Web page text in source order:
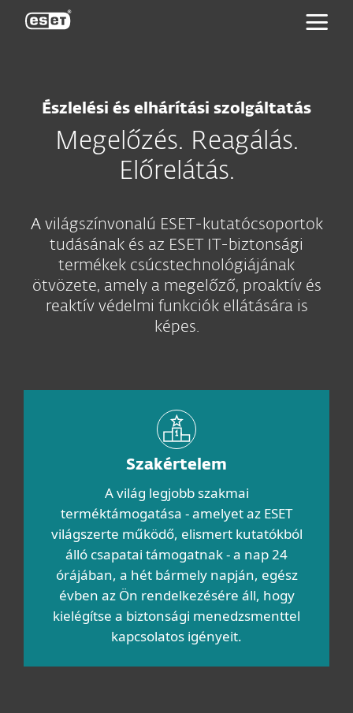
Észlelési és elhárítási szolgáltatás
Megelőzés. Reagálás.
Előrelátás.
A világszínvonalú ESET-kutatócsoportok
tudásának és az ESET IT-biztonsági
termékek csúcstechnológiájának
ötvözete, amely a megelőző, proaktív és
reaktív védelmi funkciók ellátására is
képes.
Szakértelem
A világ legjobb szakmai
terméktámogatása - amelyet az ESET
világszerte működő, elismert kutatókból
álló csapatai támogatnak - a nap 24
órájában, a hét bármely napján, egész
évben az Ön rendelkezésére áll, hogy
kielégítse a biztonsági menedzsmenttel
kapcsolatos igényeit.
ESET